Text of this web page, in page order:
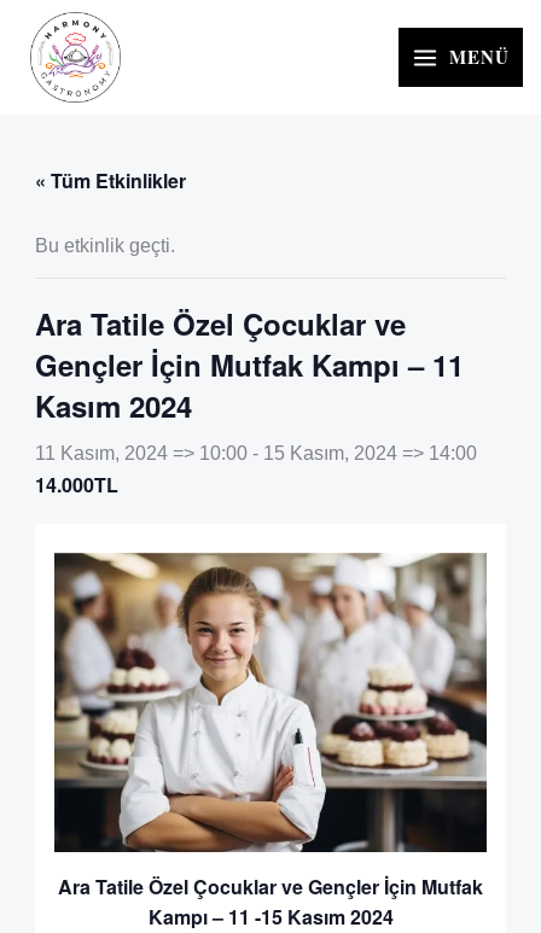
İçeriğe
MENÜ
« Tüm Etkinlikler
Bu etkinlik geçti.
Ara Tatile Özel Çocuklar ve
Gençler İçin Mutfak Kampı – 11
Kasım 2024
11 Kasım, 2024 => 10:00- 15 Kasım, 2024 => 14:00
14.000TL
Ara Tatile Özel Çocuklar ve Gençler İçin Mutfak
Kampı – 11 -15 Kasım 2024